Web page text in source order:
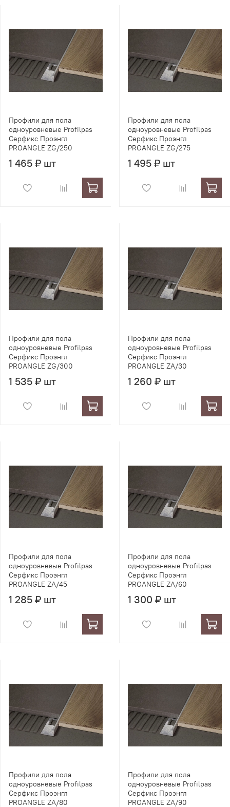
Профили для пола
одноуровневые Profilpas
Серфикс Проэнгл
PROANGLE ZG/250
1 465 ₽ шт
Профили для пола
одноуровневые Profilpas
Серфикс Проэнгл
PROANGLE ZG/275
1 495 ₽ шт
Профили для пола
одноуровневые Profilpas
Серфикс Проэнгл
PROANGLE ZG/300
1 535 ₽ шт
Профили для пола
одноуровневые Profilpas
Серфикс Проэнгл
PROANGLE ZA/30
1 260 ₽ шт
Профили для пола
одноуровневые Profilpas
Серфикс Проэнгл
PROANGLE ZA/45
1 285 ₽ шт
Профили для пола
одноуровневые Profilpas
Серфикс Проэнгл
PROANGLE ZA/60
1 300 ₽ шт
Профили для пола
одноуровневые Profilpas
Серфикс Проэнгл
PROANGLE ZA/80
Профили для пола
одноуровневые Profilpas
Серфикс Проэнгл
PROANGLE ZA/90